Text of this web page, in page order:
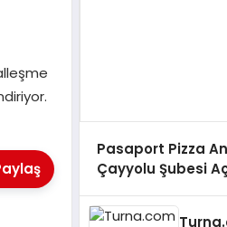
Pasaport Pizza
Çayyolu Şubesi